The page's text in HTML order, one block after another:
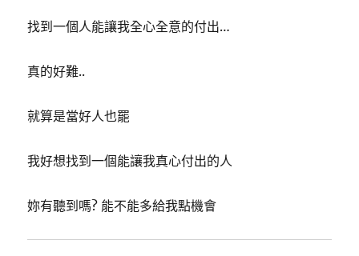
找到一個人能讓我全心全意的付出…
真的好難..
就算是當好人也罷
我好想找到一個能讓我真心付出的人
妳有聽到嗎? 能不能多給我點機會